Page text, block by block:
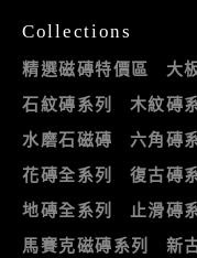
Collections
精選磁磚特價區 大
石紋磚系列
木紋磚
水磨石磁磚
六角磚
花磚全系列
復古磚
地磚全系列
止滑磚
馬賽克磁磚系列
新